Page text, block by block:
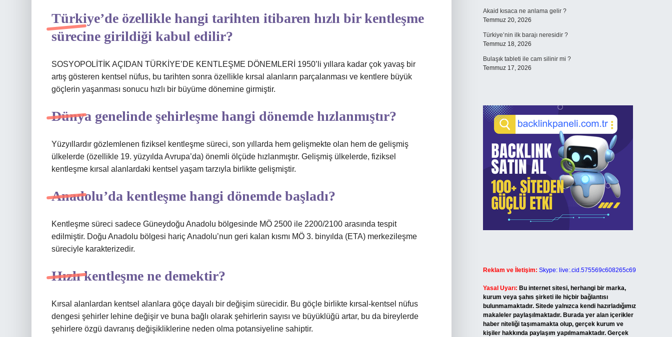
Türkiye’de özellikle hangi tarihten itibaren hızlı bir kentleşme
sürecine girildiği kabul edilir?
SOSYOPOLİTİK AÇIDAN TÜRKİYE’DE KENTLEŞME DÖNEMLERİ 1950’li yıllara kadar çok yavaş bir
artış gösteren kentsel nüfus, bu tarihten sonra özellikle kırsal alanların parçalanması ve kentlere büyük
göçlerin yaşanması sonucu hızlı bir büyüme dönemine girmiştir.
Dünya genelinde şehirleşme hangi dönemde hızlanmıştır?
Yüzyıllardır gözlemlenen fiziksel kentleşme süreci, son yıllarda hem gelişmekte olan hem de gelişmiş
ülkelerde (özellikle 19. yüzyılda Avrupa’da) önemli ölçüde hızlanmıştır. Gelişmiş ülkelerde, fiziksel
kentleşme kırsal alanlardaki kentsel yaşam tarzıyla birlikte gelişmiştir.
Anadolu’da kentleşme hangi dönemde başladı?
Kentleşme süreci sadece Güneydoğu Anadolu bölgesinde MÖ 2500 ile 2200/2100 arasında tespit
edilmiştir. Doğu Anadolu bölgesi hariç Anadolu’nun geri kalan kısmı MÖ 3. binyılda (ETA) merkezileşme
süreciyle karakterizedir.
Hızlı kentleşme ne demektir?
Kırsal alanlardan kentsel alanlara göçe dayalı bir değişim sürecidir. Bu göçle birlikte kırsal-kentsel nüfus
dengesi şehirler lehine değişir ve buna bağlı olarak şehirlerin sayısı ve büyüklüğü artar, bu da bireylerde
şehirlere özgü davranış değişikliklerine neden olma potansiyeline sahiptir.
Akaid kısaca ne anlama gelir ?
Temmuz 20, 2026
Türkiye’nin ilk barajı neresidir ?
Temmuz 18, 2026
Bulaşık tableti ile cam silinir mi ?
Temmuz 17, 2026
Reklam ve İletişim: Skype: live:.cid.575569c608265c69
Yasal Uyarı: Bu internet sitesi, herhangi bir marka,
kurum veya şahıs şirketi ile hiçbir bağlantısı
bulunmamaktadır. Sitede yalnızca kendi hazırladığımız
makaleler paylaşılmaktadır. Burada yer alan içerikler
haber niteliği taşımamakta olup, gerçek kurum ve
kişiler hakkında paylaşım yapılmamaktadır. Gerçek